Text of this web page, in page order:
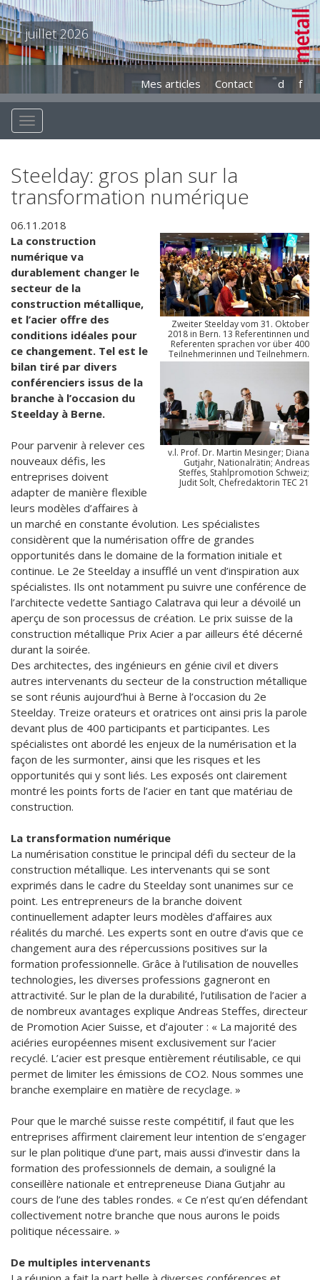
juillet 2026
Mes articles Contact d f
Steelday: gros plan sur la
transformation numérique
06.11.2018
Zweiter Steelday vom 31. Oktober
2018 in Bern. 13 Referentinnen und
Referenten sprachen vor über 400
Teilnehmerinnen und Teilnehmern.
v.l. Prof. Dr. Martin Mesinger; Diana
Gutjahr, Nationalrätin; Andreas
Steffes, Stahlpromotion Schweiz;
Judit Solt, Chefredaktorin TEC 21
La construction
numérique va
durablement changer le
secteur de la
construction métallique,
et l’acier offre des
conditions idéales pour
ce changement. Tel est le
bilan tiré par divers
conférenciers issus de la
branche à l’occasion du
Steelday à Berne.
Pour parvenir à relever ces
nouveaux défis, les
entreprises doivent
adapter de manière flexible
leurs modèles d’affaires à
un marché en constante évolution. Les spécialistes
considèrent que la numérisation offre de grandes
opportunités dans le domaine de la formation initiale et
continue. Le 2e Steelday a insufflé un vent d’inspiration aux
spécialistes. Ils ont notamment pu suivre une conférence de
l’architecte vedette Santiago Calatrava qui leur a dévoilé un
aperçu de son processus de création. Le prix suisse de la
construction métallique Prix Acier a par ailleurs été décerné
durant la soirée.
Des architectes, des ingénieurs en génie civil et divers
autres intervenants du secteur de la construction métallique
se sont réunis aujourd’hui à Berne à l’occasion du 2e
Steelday. Treize orateurs et oratrices ont ainsi pris la parole
devant plus de 400 participants et participantes. Les
spécialistes ont abordé les enjeux de la numérisation et la
façon de les surmonter, ainsi que les risques et les
opportunités qui y sont liés. Les exposés ont clairement
montré les points forts de l’acier en tant que matériau de
construction.
La transformation numérique
La numérisation constitue le principal défi du secteur de la
construction métallique. Les intervenants qui se sont
exprimés dans le cadre du Steelday sont unanimes sur ce
point. Les entrepreneurs de la branche doivent
continuellement adapter leurs modèles d’affaires aux
réalités du marché. Les experts sont en outre d’avis que ce
changement aura des répercussions positives sur la
formation professionnelle. Grâce à l’utilisation de nouvelles
technologies, les diverses professions gagneront en
attractivité. Sur le plan de la durabilité, l’utilisation de l’acier a
de nombreux avantages explique Andreas Steffes, directeur
de Promotion Acier Suisse, et d’ajouter : « La majorité des
aciéries européennes misent exclusivement sur l’acier
recyclé. L’acier est presque entièrement réutilisable, ce qui
permet de limiter les émissions de CO2. Nous sommes une
branche exemplaire en matière de recyclage. »
Pour que le marché suisse reste compétitif, il faut que les
entreprises affirment clairement leur intention de s’engager
sur le plan politique d’une part, mais aussi d’investir dans la
formation des professionnels de demain, a souligné la
conseillère nationale et entrepreneuse Diana Gutjahr au
cours de l’une des tables rondes. « Ce n’est qu’en défendant
collectivement notre branche que nous aurons le poids
politique nécessaire. »
De multiples intervenants